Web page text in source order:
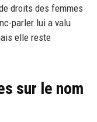
droits des femmes
parler lui a valu
elle reste
sur le nom